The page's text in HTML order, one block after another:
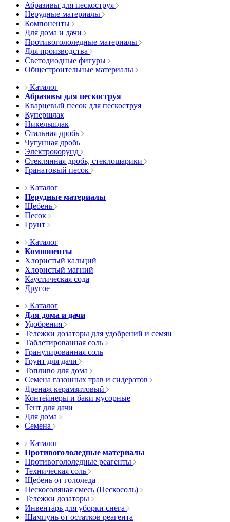
Абразивы для пескоструя
Нерудные материалы
Компоненты
Для дома и дачи
Противогололедные материалы
Для производства
Светодиодные фигуры
Общестроительные материалы
Каталог
Абразивы для пескоструя
Кварцевый песок для пескоструя
Купершлак
Никельшлак
Стальная дробь
Чугунная дробь
Электрокорунд
Стеклянная дробь, стеклошарики
Гранатовый песок
Каталог
Нерудные материалы
Щебень
Песок
Грунт
Каталог
Компоненты
Хлористый кальций
Хлористый магний
Каустическая сода
Другое
Каталог
Для дома и дачи
Удобрения
Тележки дозаторы для удобрений и семян
Таблетированная соль
Гранулированная соль
Грунт для дачи
Топливо для дома
Семена газонных трав и сидератов
Дренаж керамзитовый
Контейнеры и баки мусорные
Тент для дачи
Для дома
Семена
Каталог
Противогололедные материалы
Противогололедные реагенты
Техническая соль
Щебень от гололеда
Пескосоляная смесь (Пескосоль)
Тележки дозаторы
Инвентарь для уборки снега
Шампунь от остатков реагента